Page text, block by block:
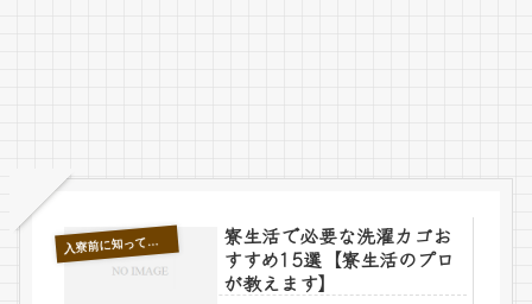
入寮前に知っておきたいこと
寮生活で必要な洗濯カゴお
すすめ15選【寮生活のプロ
が教えます】